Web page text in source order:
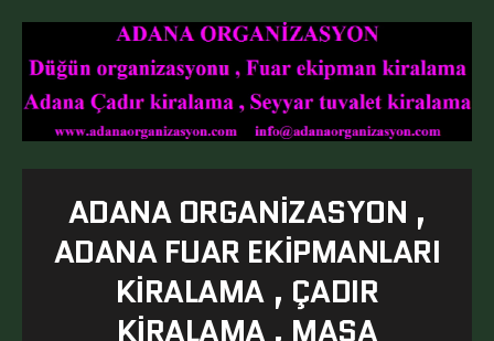
ADANA ORGANIZASYON ,
ADANA FUAR EKIPMANLARI
KIRALAMA , ÇADIR
KIRALAMA , MASA